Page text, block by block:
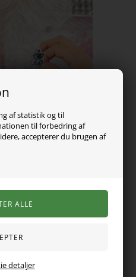
af statistik og til
til forbedring af
accepterer du brugen af
detaljer
du på en sjov måde nemt